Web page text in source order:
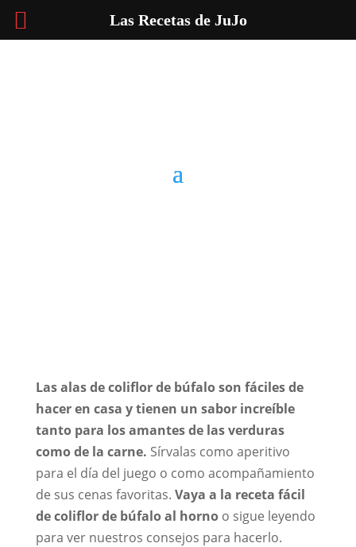
Las alas de coliflor de búfalo son fáciles de
hacer en casa y tienen un sabor increíble
tanto para los amantes de las verduras
como de la carne. Sírvalas como aperitivo
para el día del juego o como acompañamiento
de sus cenas favoritas. Vaya a la receta fácil
de coliflor de búfalo al hornoo sigue leyendo
para ver nuestros consejos para hacerlo.
Las Recetas de JuJo